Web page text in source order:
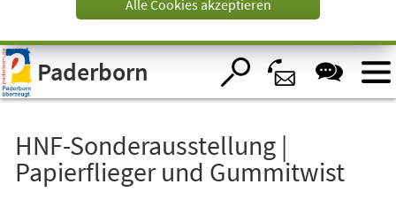
Visuelle
Assistenzsoftware
öffnen.
Alle Cookies akzeptieren
Paderborn
HNF-Sonderausstellung |
Papierflieger und Gummitwist